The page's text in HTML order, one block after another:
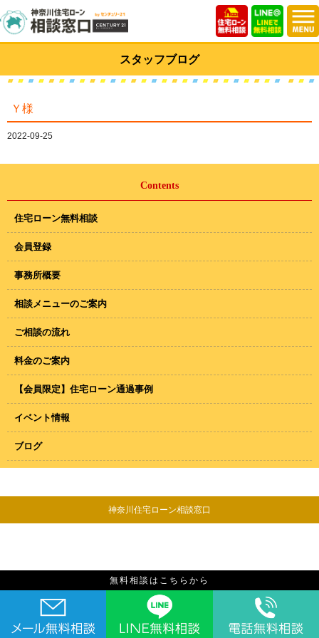
スタッフブログ
Ｙ様
2022-09-25
Contents
住宅ローン無料相談
会員登録
事務所概要
相談メニューのご案内
ご相談の流れ
料金のご案内
【会員限定】住宅ローン通過事例
イベント情報
ブログ
神奈川住宅ローン相談窓口
無料相談はこちらから